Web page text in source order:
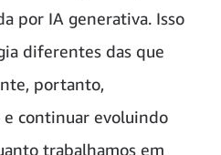
por IA generativa. Isso
diferentes das que
portanto,
e continuar evoluindo
trabalhamos em